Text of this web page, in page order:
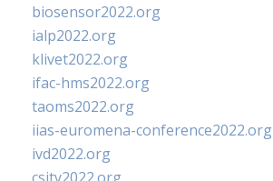
biosensor2022.org
ialp2022.org
klivet2022.org
ifac-hms2022.org
taoms2022.org
iias-euromena-conference2022.org
ivd2022.org